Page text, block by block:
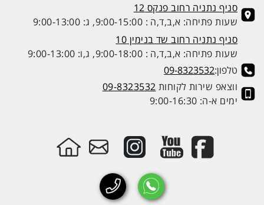
סניף נתניה רחוב פנקס 12
שעות פתיחה: א,ב,ד,ה : 9:00-15:00, ג: 9:00-13:00
סניף נתניה רחוב שד בנימין 10
שעות פתיחה: א,ב,ד,ה : 9:00-18:00, ג,ו: 9:00-13:00
טלפון:09-8323532
ווצאפ שירות לקוחות 09-8323532
ימים א-ה: 9:00-16:30